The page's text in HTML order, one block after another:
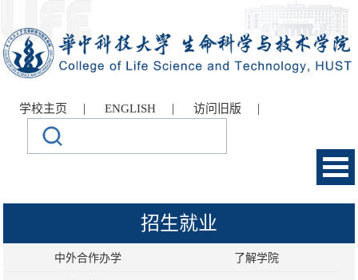
学校主页 | ENGLISH | 访问旧版 |
招生就业
中外合作办学 了解学院